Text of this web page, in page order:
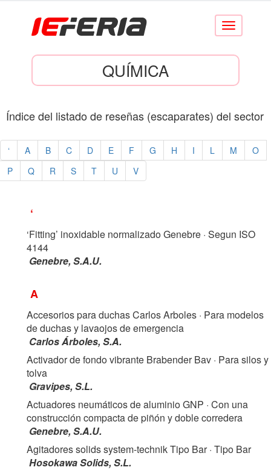
Conmutar
navegación
QUÍMICA
Índice del listado de reseñas (escaparates) del sector
‘ A B C D E F G H I L M
O
P
Q R S T U V
‘
‘Fitting’ inoxidable normalizado Genebre · Segun ISO
4144
Genebre, S.A.U.
A
Accesorios para duchas Carlos Arboles · Para modelos
de duchas y lavaojos de emergencia
Carlos Árboles, S.A.
Activador de fondo vibrante Brabender Bav · Para silos y
tolva
Gravipes, S.L.
Actuadores neumáticos de aluminio GNP · Con una
construcción compacta de piñón y doble corredera
Genebre, S.A.U.
Agitadores solids system-technik Tipo Bar· Tipo Bar
Hosokawa Solids, S.L.